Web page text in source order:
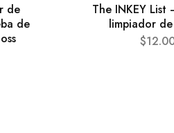
de
de
The INKEY List
limpiador
$